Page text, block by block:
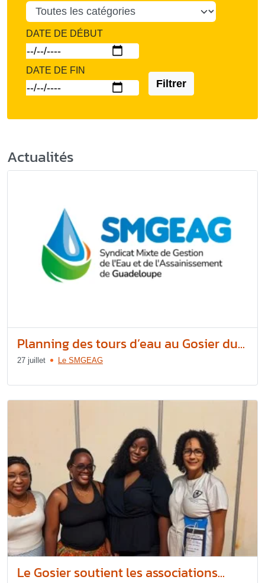
DATE DE DÉBUT
DATE DE FIN
Filtrer
Actualités
Planning des tours d’eau au Gosier du...
27 juillet Le SMGEAG
Le Gosier soutient les associations...